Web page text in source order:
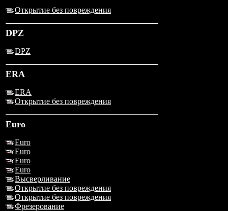
Открытие без повреждения
DPZ
DPZ
ERA
ERA
Открытие без повреждения
Euro
Euro
Euro
Euro
Euro
Высверливание
Открытие без повреждения
Открытие без повреждения
Фрезерование